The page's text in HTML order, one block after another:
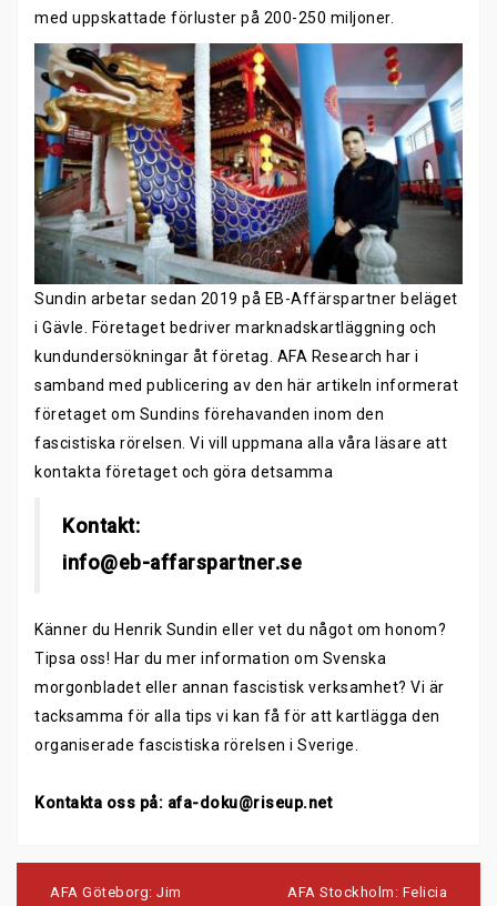
med uppskattade förluster på 200-250 miljoner.
Sundin arbetar sedan 2019 på EB-Affärspartner beläget
i Gävle. Företaget bedriver marknadskartläggning och
kundundersökningar åt företag. AFA Research har i
samband med publicering av den här artikeln informerat
företaget om Sundins förehavanden inom den
fascistiska rörelsen. Vi vill uppmana alla våra läsare att
kontakta företaget och göra detsamma
Kontakt:
info@eb-affarspartner.se
Känner du Henrik Sundin eller vet du något om honom?
Tipsa oss! Har du mer information om Svenska
morgonbladet eller annan fascistisk verksamhet? Vi är
tacksamma för alla tips vi kan få för att kartlägga den
organiserade fascistiska rörelsen i Sverige.
Kontakta oss på: afa-doku@riseup.net
navigation
AFA Göteborg: Jim
AFA Stockholm: Felicia